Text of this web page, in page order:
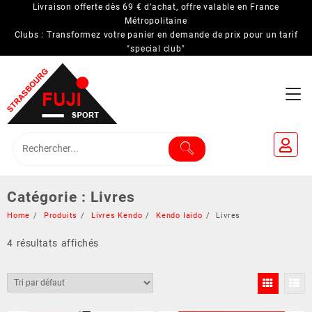
content
Livraison offerte dès 69 € d’achat, offre valable en France
Métropolitaine
Clubs : Transformez votre panier en demande de prix pour un tarif
"special club"
Catégorie : Livres
Home Produits Livres Kendo Kendo Iaido Livres
4 résultats affichés